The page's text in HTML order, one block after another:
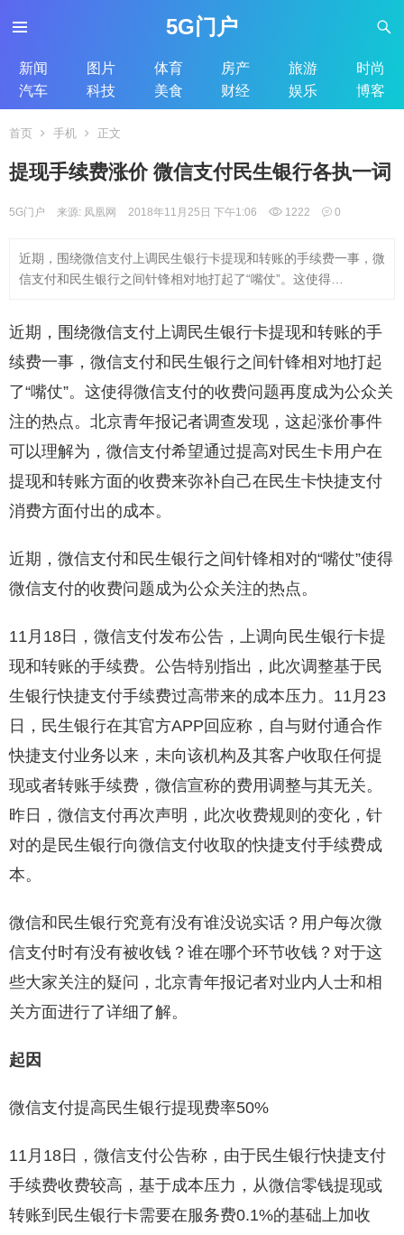
5G门户
新闻 图片 体育 房产 旅游
时尚
汽车
科技 美食 财经 娱乐 博客
首页 手机 正文
提现手续费涨价 微信支付民生银行各执一词
5G门户 来源: 凤凰网 2018年11月25日 下午1:06 1222 0
近期，围绕微信支付上调民生银行卡提现和转账的手续费一事，微
信支付和民生银行之间针锋相对地打起了“嘴仗”。这使得…
近期，围绕微信支付上调民生银行卡提现和转账的手
续费一事，微信支付和民生银行之间针锋相对地打起
了“嘴仗”。这使得微信支付的收费问题再度成为公众关
注的热点。北京青年报记者调查发现，这起涨价事件
可以理解为，微信支付希望通过提高对民生卡用户在
提现和转账方面的收费来弥补自己在民生卡快捷支付
消费方面付出的成本。
近期，微信支付和民生银行之间针锋相对的“嘴仗”使得
微信支付的收费问题成为公众关注的热点。
11月18日，微信支付发布公告，上调向民生银行卡提
现和转账的手续费。公告特别指出，此次调整基于民
生银行快捷支付手续费过高带来的成本压力。11月23
日，民生银行在其官方APP回应称，自与财付通合作
快捷支付业务以来，未向该机构及其客户收取任何提
现或者转账手续费，微信宣称的费用调整与其无关。
昨日，微信支付再次声明，此次收费规则的变化，针
对的是民生银行向微信支付收取的快捷支付手续费成
本。
微信和民生银行究竟有没有谁没说实话？用户每次微
信支付时有没有被收钱？谁在哪个环节收钱？对于这
些大家关注的疑问，北京青年报记者对业内人士和相
关方面进行了详细了解。
起因
微信支付提高民生银行提现费率50%
11月18日，微信支付公告称，由于民生银行快捷支付
手续费收费较高，基于成本压力，从微信零钱提现或
转账到民生银行卡需要在服务费0.1%的基础上加收